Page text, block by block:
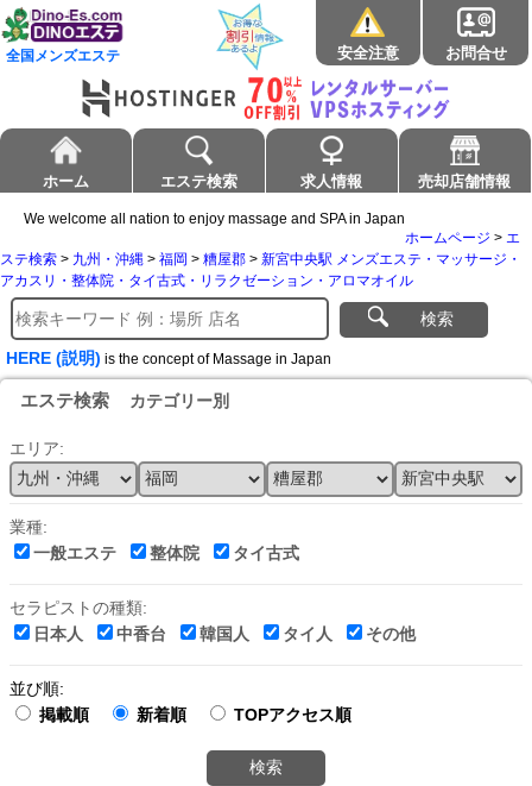
全国メンズエステ 安全注意 お問合せ
ホーム エステ検索 求人情報 売却店舗情報
We welcome all nation to enjoy massage and SPA in Japan
ホームページ > エ
ステ検索 > 九州・沖縄 > 福岡 > 糟屋郡 > 新宮中央駅 メンズエステ・マッサージ・
アカスリ・整体院・タイ古式・リラクゼーション・アロマオイル
検索
HERE (説明) is the concept of Massage in Japan
エステ検索 カテゴリー別
エリア:
業種:
一般エステ
整体院 タイ古式
セラピストの種類:
日本人
中香台 韓国人 タイ人 その他
並び順:
掲載順
新着順 TOPアクセス順
検索